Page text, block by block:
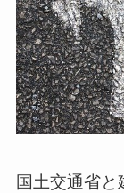
国土交通省